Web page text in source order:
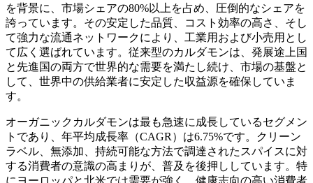
を背景に、市場シェアの80%以上を占め、圧倒的なシェアを
誇っています。その安定した品質、コスト効率の高さ、そし
て強力な流通ネットワークにより、工業用および小売用とし
て広く選ばれています。従来型のカルダモンは、発展途上国
と先進国の両方で世界的な需要を満たし続け、市場の基盤と
して、世界中の供給業者に安定した収益源を確保していま
す。
オーガニックカルダモンは最も急速に成長しているセグメン
トであり、年平均成長率（CAGR）は6.75%です。クリーン
ラベル、無添加、持続可能な方法で調達されたスパイスに対
する消費者の意識の高まりが、普及を後押ししています。特
にヨーロッパと北米では需要が強く、健康志向の高い消費者